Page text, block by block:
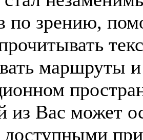
по зрению,
маршруты и
Вас может
доступными